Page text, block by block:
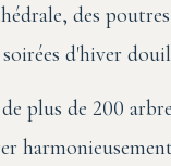
des
d'hiver
plus de 200